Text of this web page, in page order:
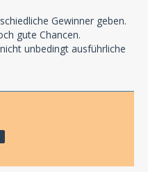
Gewinner geben.
gute Chancen.
unbedingt ausführliche